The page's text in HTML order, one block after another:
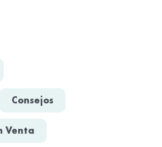
Consejos
Venta